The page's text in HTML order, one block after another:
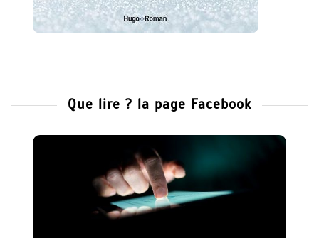
Que lire ? la page Facebook